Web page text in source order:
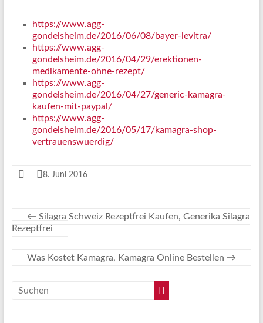
https://www.agg-
gondelsheim.de/2016/06/08/bayer-levitra/
https://www.agg-
gondelsheim.de/2016/04/29/erektionen-
medikamente-ohne-rezept/
https://www.agg-
gondelsheim.de/2016/04/27/generic-kamagra-
kaufen-mit-paypal/
https://www.agg-
gondelsheim.de/2016/05/17/kamagra-shop-
vertrauenswuerdig/
8. Juni 2016
← Silagra Schweiz Rezeptfrei Kaufen, Generika Silagra
Rezeptfrei
Was Kostet Kamagra, Kamagra Online Bestellen →